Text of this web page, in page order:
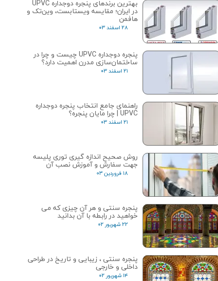
بهترین برندهای پنجره دوجداره UPVC
در ایران؛ مقایسه ویستابست، وین‌تک و
هافمن
۲۸ اسفند ۰۳
پنجره دوجداره UPVC چیست و چرا در
ساختمان‌سازی مدرن اهمیت دارد؟
۲۱ اسفند ۰۳
راهنمای جامع انتخاب پنجره دوجداره
UPVC | چرا مایان پنجره؟
۲۱ اسفند ۰۳
روش صحیح اندازه گیری توری پلیسه
جهت سفارش و آموزش نصب آن
۱۸ فروردین ۰۳
پنجره سنتی و هر آن چیزی که می
خواهید در رابطه با آن بدانید
۲۲ شهریور ۰۲
پنجره‌ سنتی ، زیبایی و تاریخ در طراحی
داخلی و خارجی
۱۴ شهریور ۰۲